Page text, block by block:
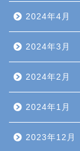
2024年4月
2024年3月
2024年2月
2024年1月
2023年12月